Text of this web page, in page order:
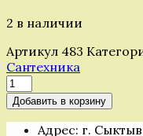
2 в наличии
Артикул 483
Сантехника
Количество
товара
Манжета
ступенчатая
Добавить в корзину
Адрес: г.